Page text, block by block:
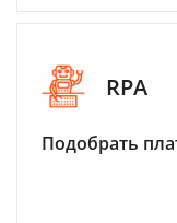
RPA
Подобрать